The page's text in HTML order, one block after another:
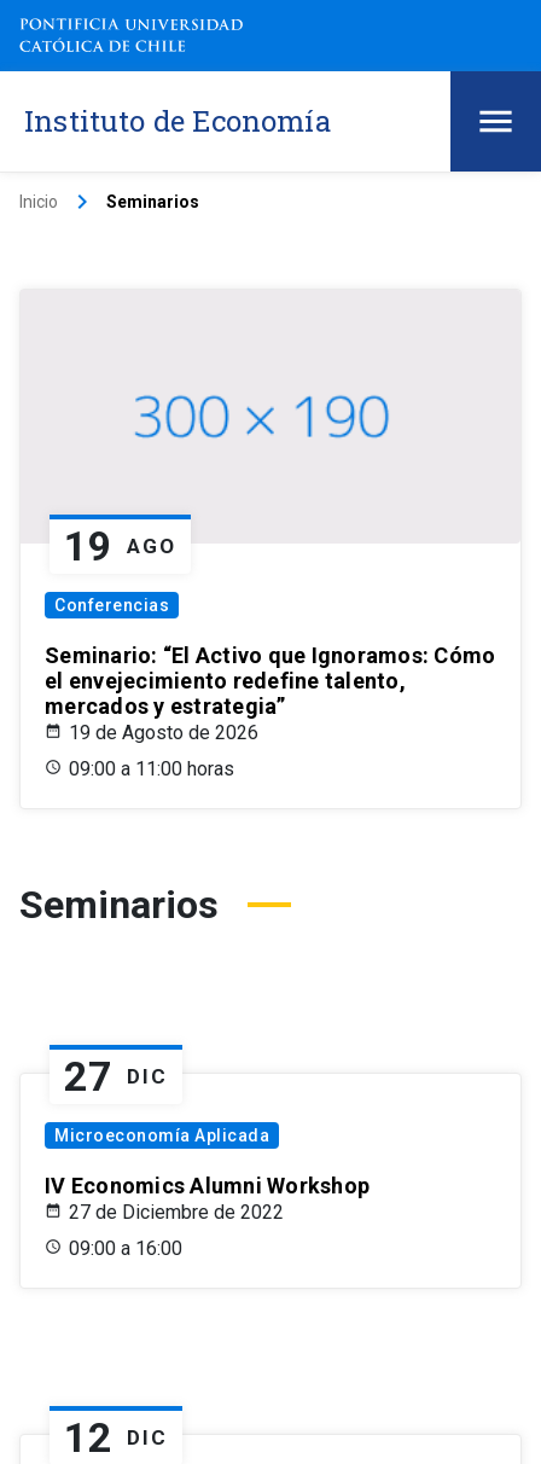
Instituto de Economía
Inicio keyboard_arrow_right Seminarios
19 AGO
Conferencias
Seminario: “El Activo que Ignoramos: Cómo
el envejecimiento redefine talento,
mercados y estrategia”
19 de Agosto de 2026
09:00 a 11:00 horas
Seminarios
27 DIC
Microeconomía Aplicada
IV Economics Alumni Workshop
27 de Diciembre de 2022
09:00 a 16:00
12 DIC